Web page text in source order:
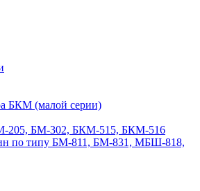
БКМ (малой серии)
205, БМ-302, БКМ-515, БКМ-516
по типу БМ-811, БМ-831, МБШ-818,